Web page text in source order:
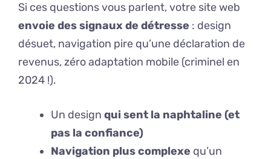
Si ces questions vous parlent, votre site web
envoie des signaux de détresse : design
désuet, navigation pire qu’une déclaration de
revenus, zéro adaptation mobile (criminel en
2024 !).
Un design qui sent la naphtaline (et
pas la confiance)
Navigation plus complexe qu’un